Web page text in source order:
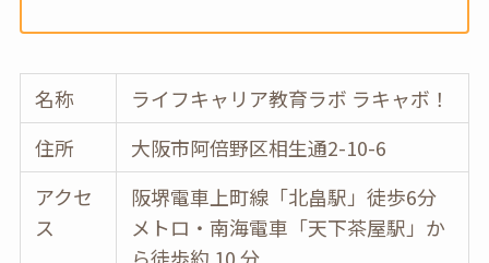
名称
ライフキャリア教育ラボ ラキャボ！
住所
大阪市阿倍野区相生通2-10-6
アクセ
ス
阪堺電車上町線「北畠駅」徒歩6分
メトロ・南海電車「天下茶屋駅」か